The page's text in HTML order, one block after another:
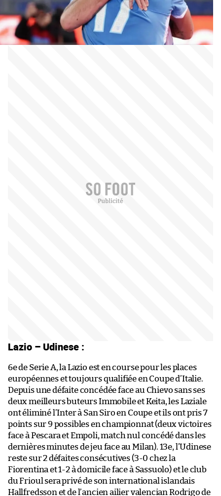
Lazio – Udinese :
6e de Serie A, la Lazio est en course pour les places
européennes et toujours qualifiée en Coupe d’Italie.
Depuis une défaite concédée face au Chievo sans ses
deux meilleurs buteurs Immobile et Keita, les Laziale
ont éliminé l’Inter à San Siro en Coupe et ils ont pris 7
points sur 9 possibles en championnat (deux victoires
face à Pescara et Empoli, match nul concédé dans les
dernières minutes de jeu face au Milan). 13e, l’Udinese
reste sur 2 défaites consécutives (3-0 chez la
Fiorentina et 1-2 à domicile face à Sassuolo) et le club
du Frioul sera privé de son international islandais
Hallfredsson et de l’ancien ailier valencian Rodrigo de